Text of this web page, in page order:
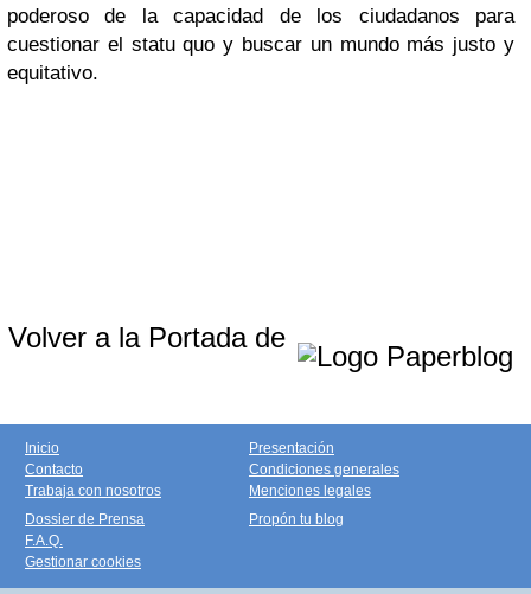
poderoso de la capacidad de los ciudadanos para
cuestionar el statu quo y buscar un mundo más justo y
equitativo.
Volver a la Portada de
Inicio
Contacto
Trabaja con nosotros
Presentación
Condiciones generales
Menciones legales
Dossier de Prensa
F.A.Q.
Gestionar cookies
Propón tu blog